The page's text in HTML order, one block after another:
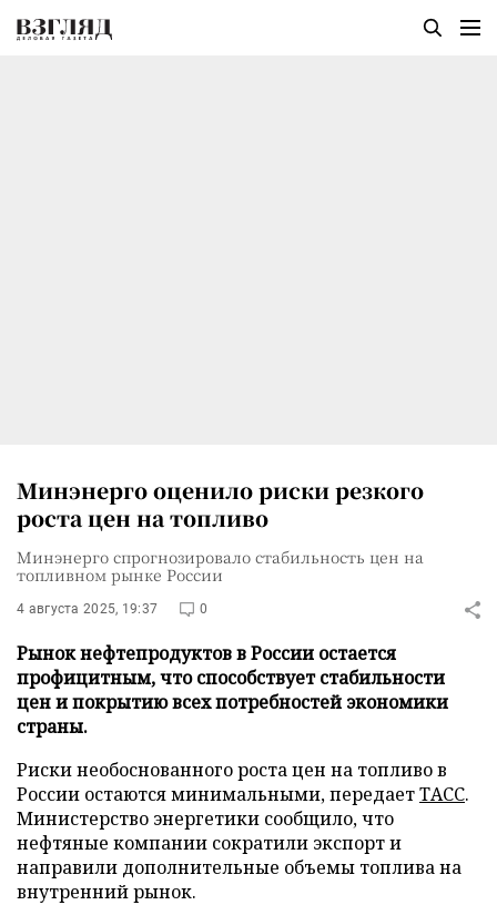
Минэнерго оценило риски резкого
роста цен на топливо
Минэнерго спрогнозировало стабильность цен на
топливном рынке России
4 августа 2025, 19:37 0
Рынок нефтепродуктов в России остается
профицитным, что способствует стабильности
цен и покрытию всех потребностей экономики
страны.
Риски необоснованного роста цен на топливо в
России остаются минимальными, передаетТАСС.
Министерство энергетики сообщило, что
нефтяные компании сократили экспорт и
направили дополнительные объемы топлива на
внутренний рынок.